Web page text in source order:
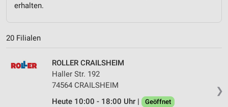
erhalten.
20 Filialen
❯
ROLLER CRAILSHEIM
Haller Str. 192
74564 CRAILSHEIM
Heute 10:00 - 18:00 Uhr |
Geöffnet